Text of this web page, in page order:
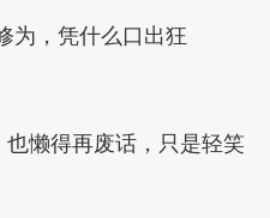
为，凭什么口出狂
懒得再废话，只是轻笑